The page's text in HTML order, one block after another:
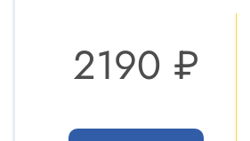
2190 ₽